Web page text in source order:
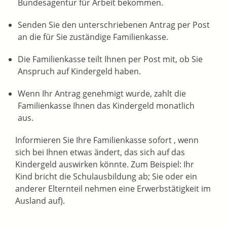
Bundesagentur für Arbeit bekommen.
Senden Sie den unterschriebenen Antrag per Post
an die für Sie zuständige Familienkasse.
Die Familienkasse teilt Ihnen per Post mit, ob Sie
Anspruch auf Kindergeld haben.
Wenn Ihr Antrag genehmigt wurde, zahlt die
Familienkasse Ihnen das Kindergeld monatlich
aus.
Informieren Sie Ihre Familienkasse sofort , wenn
sich bei Ihnen etwas ändert, das sich auf das
Kindergeld auswirken könnte. Zum Beispiel: Ihr
Kind bricht die Schulausbildung ab; Sie oder ein
anderer Elternteil nehmen eine Erwerbstätigkeit im
Ausland auf).